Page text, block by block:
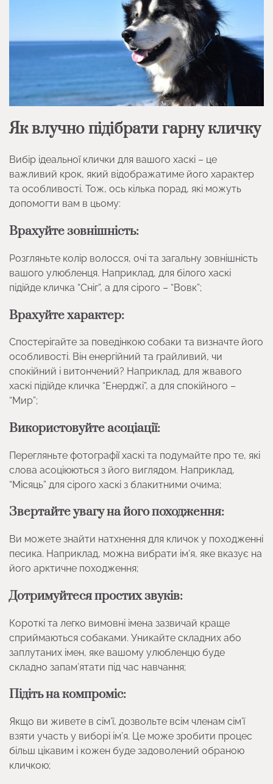
Як влучно підібрати гарну кличку
Вибір ідеальної клички для вашого хаскі – це
важливий крок, який відображатиме його характер
та особливості. Тож, ось кілька порад, які можуть
допомогти вам в цьому:
Врахуйте зовнішність:
Розгляньте колір волосся, очі та загальну зовнішність
вашого улюбленця. Наприклад, для білого хаскі
підійде кличка “Сніг”, а для сірого – “Вовк”;
Врахуйте характер:
Спостерігайте за поведінкою собаки та визначте його
особливості. Він енергійний та грайливий, чи
спокійний і витончений? Наприклад, для жвавого
хаскі підійде кличка “Енерджі”, а для спокійного –
“Мир”;
Використовуйте асоціації:
Перегляньте фотографії хаскі та подумайте про те, які
слова асоціюються з його виглядом. Наприклад,
“Місяць” для сірого хаскі з блакитними очима;
Звертайте увагу на його походження:
Ви можете знайти натхнення для кличок у походженні
песика. Наприклад, можна вибрати ім’я, яке вказує на
його арктичне походження;
Дотримуйтеся простих звуків:
Короткі та легко вимовні імена зазвичай краще
сприймаються собаками. Уникайте складних або
заплутаних імен, яке вашому улюбленцю буде
складно запам’ятати під час навчання;
Підіть на компроміс:
Якщо ви живете в сім’ї, дозвольте всім членам сім’ї
взяти участь у виборі ім’я. Це може зробити процес
більш цікавим і кожен буде задоволений обраною
кличкою;